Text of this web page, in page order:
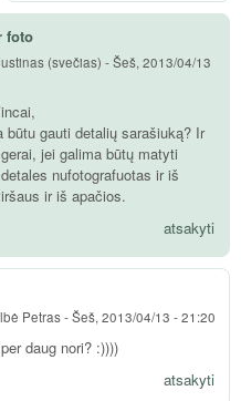
foto
(svečias) -Šeš, 2013/04/13
būtu gauti detalių sarašiuką? Ir
jei galima būtų matyti
nufotografuotas ir iš
ir iš apačios.
atsakyti
Petras-Šeš, 2013/04/13 - 21:20
daug nori? :))))
atsakyti